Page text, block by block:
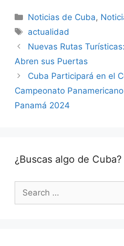
Categories
Noticias de Cuba,
Tags
actualidad
Nuevas Rutas
Abren sus Puertas
Cuba Participará en el
Campeonato
Panamá 2024
¿Buscas algo de Cuba?
Search
for: